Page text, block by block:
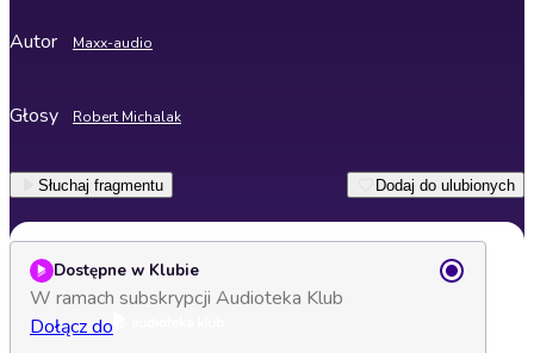
Autor Maxx-audio
Głosy Robert Michalak
Słuchaj fragmentu Dodaj do ulubionych
Dostępne w Klubie
W ramach subskrypcji Audioteka Klub
Dołącz do